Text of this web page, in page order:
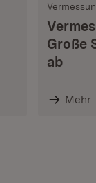
Große
ab
Mehr